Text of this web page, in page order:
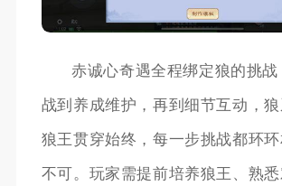
赤诚心奇遇全程绑定狼的挑
战到养成维护，再到细节互动，
狼王贯穿始终，每一步挑战都环
不可。玩家需提前培养狼王、熟悉